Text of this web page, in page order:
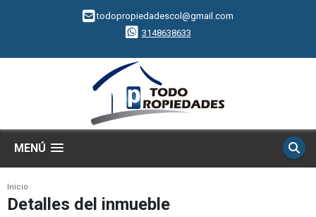
todopropiedadescol@gmail.com
3148638633
MENÚ
Inicio
Detalles del inmueble